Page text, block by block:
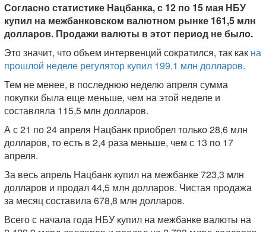
Согласно статистике Нацбанка, с 12 по 15 мая НБУ
купил на межбанковском валютном рынке 161,5 млн
долларов. Продажи валюты в этот период не было.
Это значит, что объем интервенций сократился, так как на
прошлой неделе регулятор купил 199,1 млн долларов.
Тем не менее, в последнюю неделю апреля сумма
покупки была еще меньше, чем на этой неделе и
составляла 115,5 млн долларов.
А с 21 по 24 апреля Нацбанк приобрел только 28,6 млн
долларов, то есть в 2,4 раза меньше, чем с 13 по 17
апреля.
За весь апрель Нацбанк купил на межбанке 723,3 млн
долларов и продал 44,5 млн долларов. Чистая продажа
за месяц составила 678,8 млн долларов.
Всего с начала года НБУ купил на межбанке валюты на